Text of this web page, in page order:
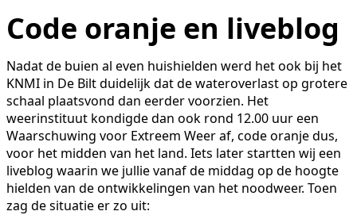
Code oranje en liveblog
Nadat de buien al even huishielden werd het ook bij het
KNMI in De Bilt duidelijk dat de wateroverlast op grotere
schaal plaatsvond dan eerder voorzien. Het
weerinstituut kondigde dan ook rond 12.00 uur een
Waarschuwing voor Extreem Weer af, code oranje dus,
voor het midden van het land. Iets later startten wij een
liveblog waarin we jullie vanaf de middag op de hoogte
hielden van de ontwikkelingen van het noodweer. Toen
zag de situatie er zo uit: